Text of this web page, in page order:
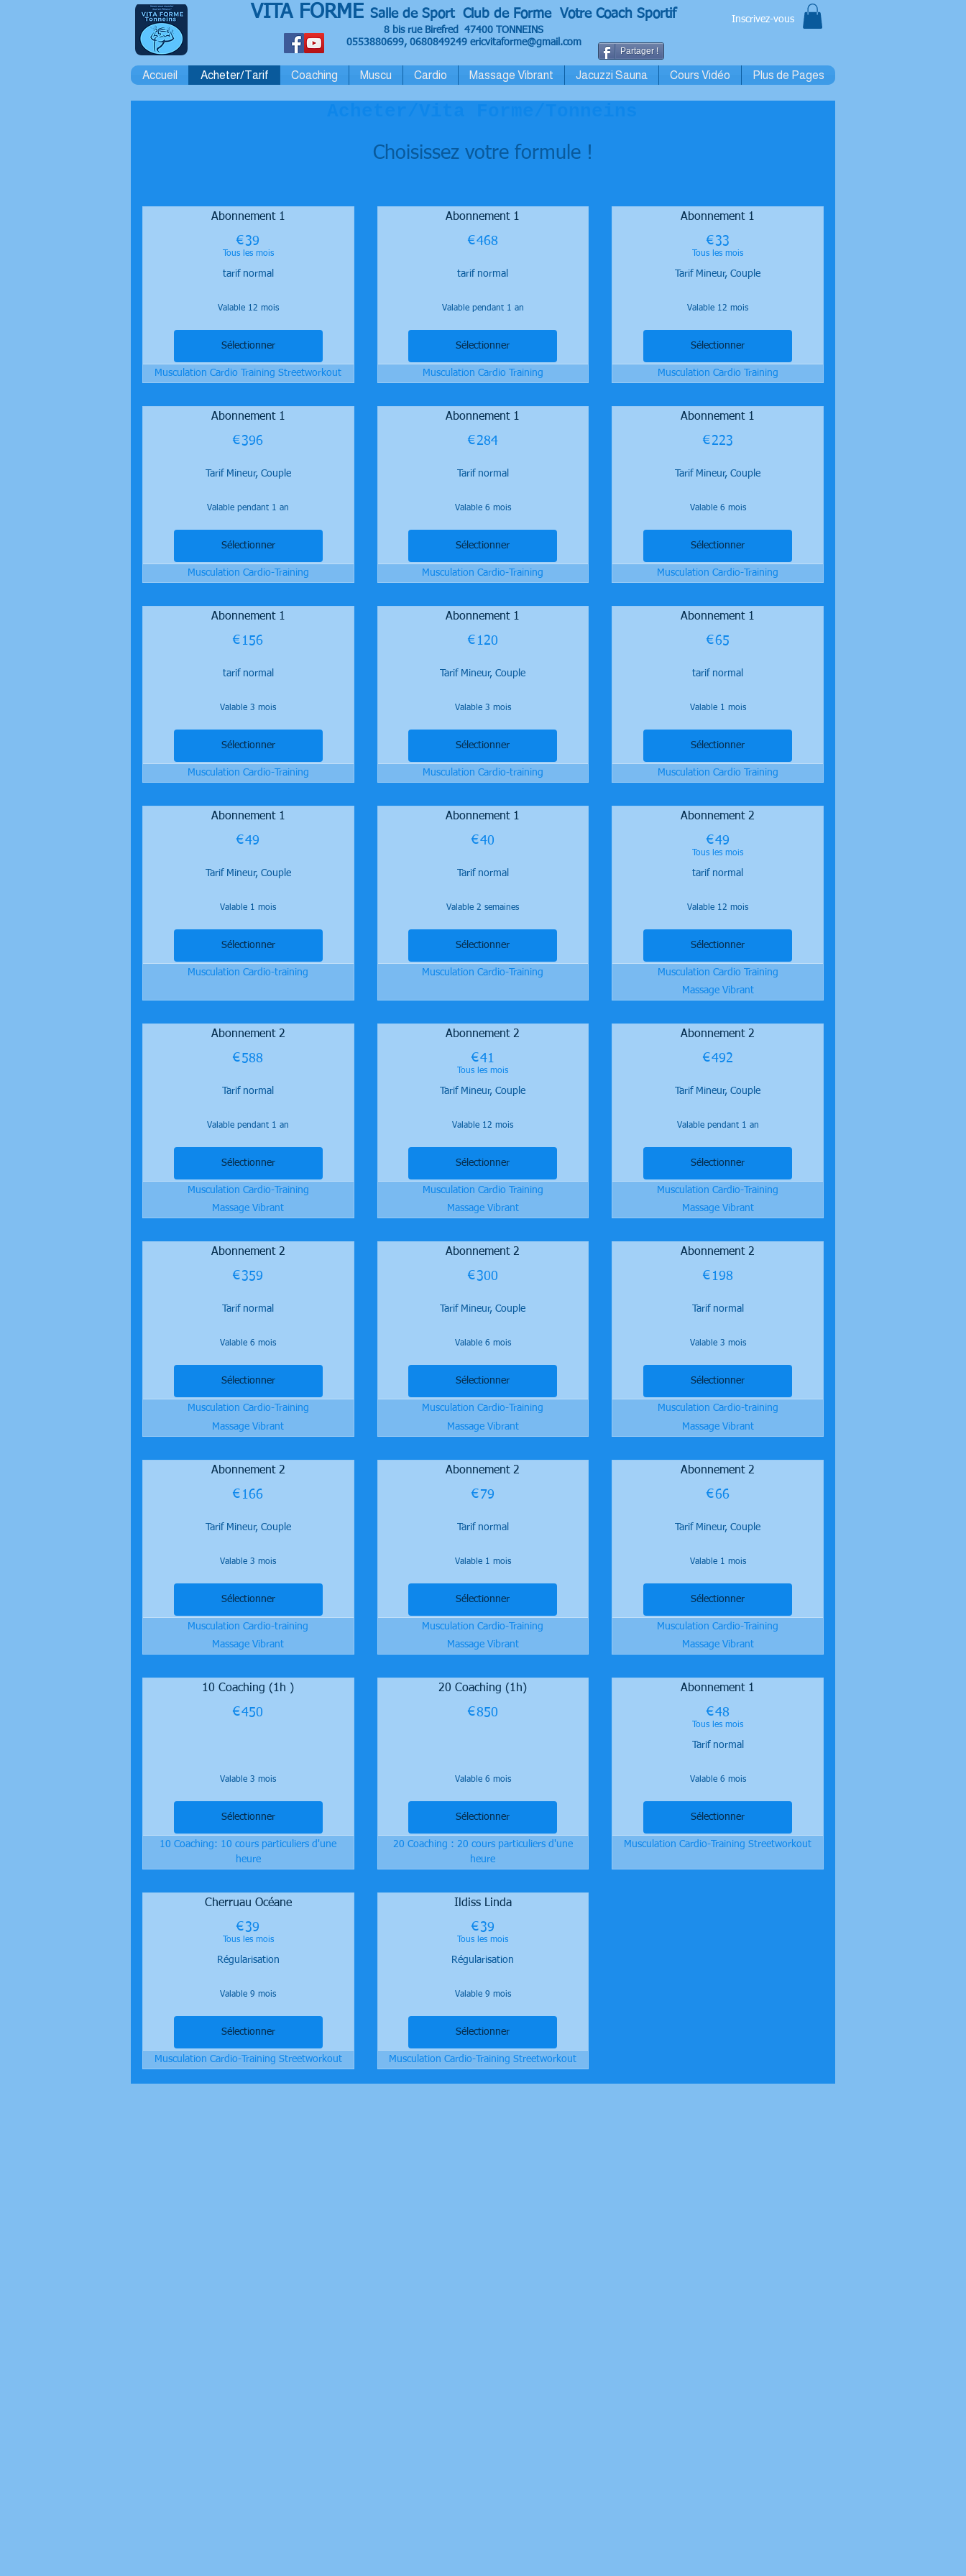
Partager !
VITA FORME Salle de Sport Club de Forme Votre Coach Sportif
8 bis rue Birefred 47400 TONNEINS
0553880699, 0680849249 ericvitaforme@gmail.com
Inscrivez-vous
Accueil Acheter/Tarif Coaching Muscu Cardio Massage Vibrant Jacuzzi Sauna Cours Vidéo Plus de Pages
Choisissez votre formule !
Abonnement 1
€39
Tous les mois
tarif normal
Valable 12 mois
Sélectionner
Musculation Cardio Training Streetworkout
Abonnement 1
€468
tarif normal
Valable pendant 1 an
Sélectionner
Musculation Cardio Training
Abonnement 1
€33
Tous les mois
Tarif Mineur, Couple
Valable 12 mois
Sélectionner
Musculation Cardio Training
Abonnement 1
€396
Tarif Mineur, Couple
Valable pendant 1 an
Sélectionner
Musculation Cardio-Training
Abonnement 1
€284284€
Tarif normal
Valable 6 mois
Sélectionner
Musculation Cardio-Training
Abonnement 1
€223
Tarif Mineur, Couple
Valable 6 mois
Sélectionner
Musculation Cardio-Training
Abonnement 1
€ 156
tarif normal
Valable 3 mois
Sélectionner
Musculation Cardio-Training
Abonnement 1
€ 120
Tarif Mineur, Couple
Valable 3 mois
Sélectionner
Musculation Cardio-training
Abonnement 1
€65
tarif normal
Valable 1 mois
Sélectionner
Musculation Cardio Training
Abonnement 1
€49
Tarif Mineur, Couple
Valable 1 mois
Sélectionner
Musculation Cardio-training
Abonnement 1
€40
Tarif normal
Valable 2 semaines
Sélectionner
Musculation Cardio-Training
Abonnement 2
€49
Tous les mois
tarif normal
Valable 12 mois
Sélectionner
Musculation Cardio Training
Massage Vibrant
Abonnement 2
€588
Tarif normal
Valable pendant 1 an
Sélectionner
Musculation Cardio-Training
Massage Vibrant
Abonnement 2
€41
Tous les mois
Tarif Mineur, Couple
Valable 12 mois
Sélectionner
Musculation Cardio Training
Massage Vibrant
Abonnement 2
€492
Tarif Mineur, Couple
Valable pendant 1 an
Sélectionner
Musculation Cardio-Training
Massage Vibrant
Abonnement 2
€359
Tarif normal
Valable 6 mois
Sélectionner
Musculation Cardio-Training
Massage Vibrant
Abonnement 2
€300
Tarif Mineur, Couple
Valable 6 mois
Sélectionner
Musculation Cardio-Training
Massage Vibrant
Abonnement 2
€ 198
Tarif normal
Valable 3 mois
Sélectionner
Musculation Cardio-training
Massage Vibrant
Abonnement 2
€ 166
Tarif Mineur, Couple
Valable 3 mois
Sélectionner
Musculation Cardio-training
Massage Vibrant
Abonnement 2
€79
Tarif normal
Valable 1 mois
Sélectionner
Musculation Cardio-Training
Massage Vibrant
Abonnement 2
€6666€
Tarif Mineur, Couple
Valable 1 mois
Sélectionner
Musculation Cardio-Training
Massage Vibrant
10 Coaching (1h )
€450
Valable 3 mois
Sélectionner
10 Coaching: 10 cours particuliers d'une
heure
20 Coaching (1h)
€850
Valable 6 mois
Sélectionner
20 Coaching : 20 cours particuliers d'une
heure
Abonnement 1
€48
Tous les mois
Tarif normal
Valable 6 mois
Sélectionner
Musculation Cardio-Training Streetworkout
Cherruau Océane
€39
Tous les mois
Régularisation
Valable 9 mois
Sélectionner
Musculation Cardio-Training Streetworkout
Ildiss Linda
€39
Tous les mois
Régularisation
Valable 9 mois
Sélectionner
Musculation Cardio-Training Streetworkout